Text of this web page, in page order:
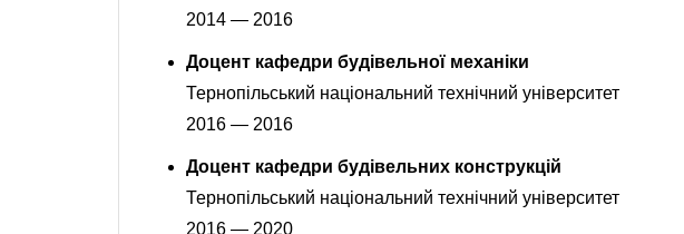
2014 — 2016
Доцент кафедри будівельної механіки
Тернопільський національний технічний університет
2016 — 2016
Доцент кафедри будівельних конструкцій
Тернопільський національний технічний університет
2016 — 2020